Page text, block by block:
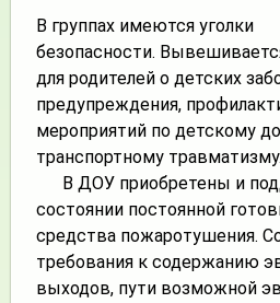
В группах имеются уголки
безопасности.
для родителей о детских
предупреждения,
мероприятий по детскому
транспортному травматизму.
В ДОУ приобретены и
состоянии постоянной
средства пожаротушения.
требования к содержанию
выходов, пути возможной